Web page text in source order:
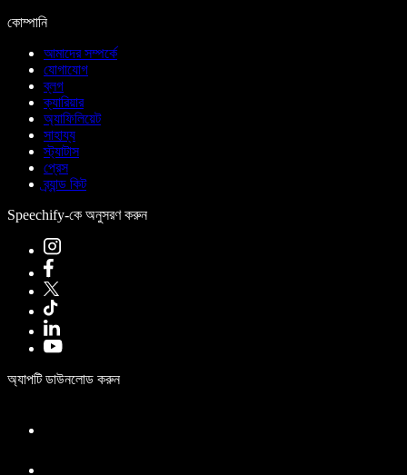
কোম্পানি
আমাদের সম্পর্কে
যোগাযোগ
ব্লগ
ক্যারিয়ার
অ্যাফিলিয়েট
সাহায্য
স্ট্যাটাস
প্রেস
ব্র্যান্ড কিট
Speechify-কে অনুসরণ করুন
অ্যাপটি ডাউনলোড করুন